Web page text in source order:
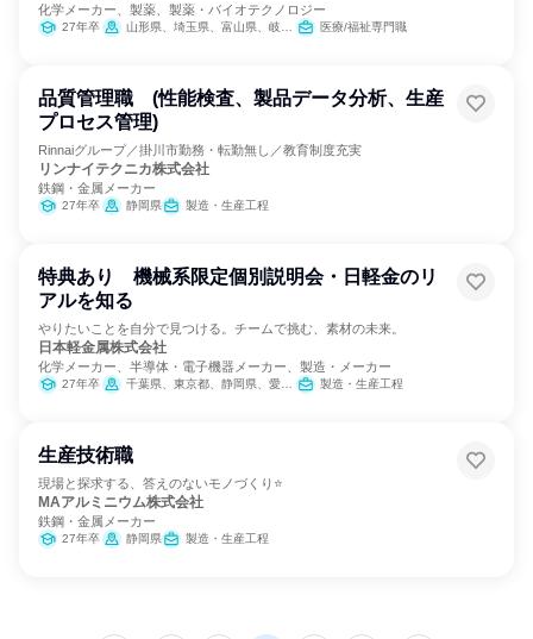
化学メーカー、製薬、製薬・バイオテクノロジー
27年卒 山形県、埼玉県、富山県、岐阜県、静岡県、愛知県 医療/福祉専門職
品質管理職 (性能検査、製品データ分析、生産
プロセス管理)
Rinnaiグループ／掛川市勤務・転勤無し／教育制度充実
リンナイテクニカ株式会社
鉄鋼・金属メーカー
27年卒 静岡県 製造・生産工程
特典あり 機械系限定個別説明会・日軽金のリ
アルを知る
やりたいことを自分で見つける。チームで挑む、素材の未来。
日本軽金属株式会社
化学メーカー、半導体・電子機器メーカー、製造・メーカー
27年卒 千葉県、東京都、静岡県、愛知県、三重県 製造・生産工程
生産技術職
現場と探求する、答えのないモノづくり⭐
MAアルミニウム株式会社
鉄鋼・金属メーカー
27年卒 静岡県 製造・生産工程